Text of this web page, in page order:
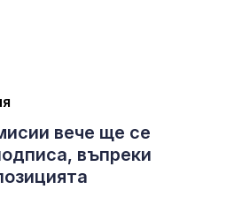
вече ще се
въпреки